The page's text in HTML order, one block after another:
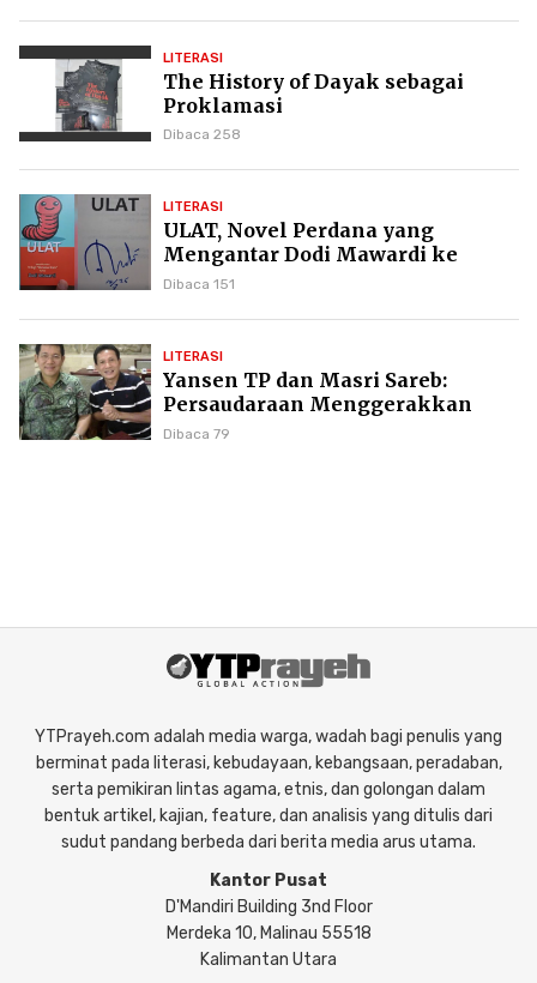
LITERASI
The History of Dayak sebagai
Proklamasi
Dibaca 258
LITERASI
ULAT, Novel Perdana yang
Mengantar Dodi Mawardi ke
Puncak Karier Kepenulisan
Dibaca 151
LITERASI
Yansen TP dan Masri Sareb:
Persaudaraan Menggerakkan
Literasi Borneo
Dibaca 79
YTPrayeh.com adalah media warga, wadah bagi penulis yang
berminat pada literasi, kebudayaan, kebangsaan, peradaban,
serta pemikiran lintas agama, etnis, dan golongan dalam
bentuk artikel, kajian, feature, dan analisis yang ditulis dari
sudut pandang berbeda dari berita media arus utama.
Kantor Pusat
D'Mandiri Building 3nd Floor
Merdeka 10, Malinau 55518
Kalimantan Utara